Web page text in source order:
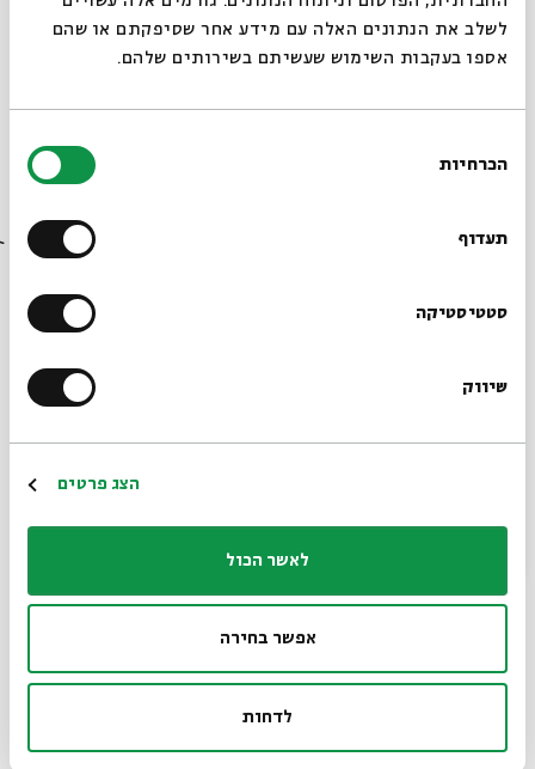
לשלב את הנתונים האלה עם מידע אחר שסיפקתם או שהם
אספו בעקבות השימוש שעשיתם בשירותים שלהם.
הסכמה
הכרחיות
תעדוף
סטטיסטיקה
שיווק
הצג פרטים
לאשר הכול
אפשר בחירה
לדחות
פרופ'עודד ישראלי הוא ראש המחלקה למחשבת ישראל ע"ש
גולדשטיין-גורן באוניברסיטת בן גוריון בנגב. חוקר קבלה
הזוהר" ו"ר' משה בן נחמן: ביוגרפיה אינטלקטואלית".
הוספה ליומן
הרשמה לאירועים דומים
לימוד תורה